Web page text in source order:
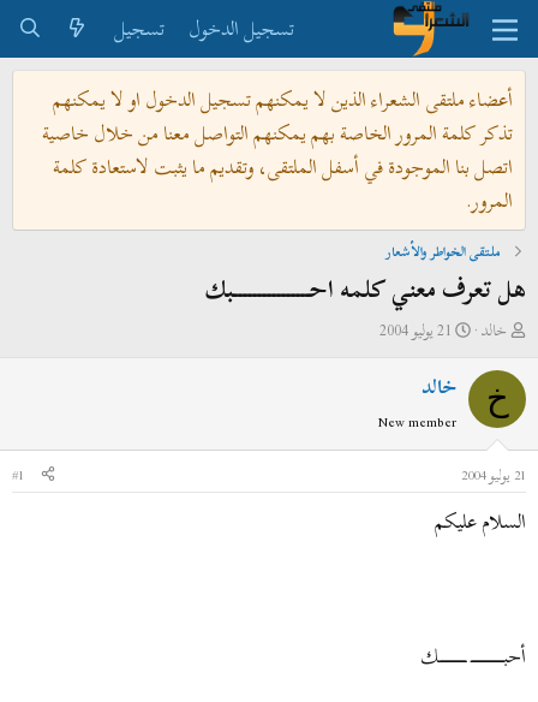
تسجيل الدخول
تسجيل
أعضاء ملتقى الشعراء الذين لا يمكنهم تسجيل الدخول او لا يمكنهم
تذكر كلمة المرور الخاصة بهم يمكنهم التواصل معنا من خلال خاصية
اتصل بنا الموجودة في أسفل الملتقى، وتقديم ما يثبت لاستعادة كلمة
المرور.
ملتقى الخواطر والأشعار
هل تعرف معني كلمه احــــــــــــــــبك
ب
ئ
م
و
خالد
ت
ر
ل
ب
21 يوليو 2004
خ خالد
New member
21 يوليو 2004
#1
السلام عليكم
أحبـــــــــــــــــــــــــــ ــــــــــــــــــــــك